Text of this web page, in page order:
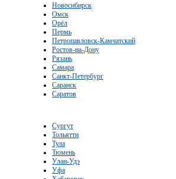
Новосибирск
Омск
Орёл
Пермь
Петропавловск-Камчатский
Ростов-на-Дону
Рязань
Самара
Санкт-Петербург
Саранск
Саратов
Сургут
Тольятти
Тула
Тюмень
Улан-Удэ
Уфа